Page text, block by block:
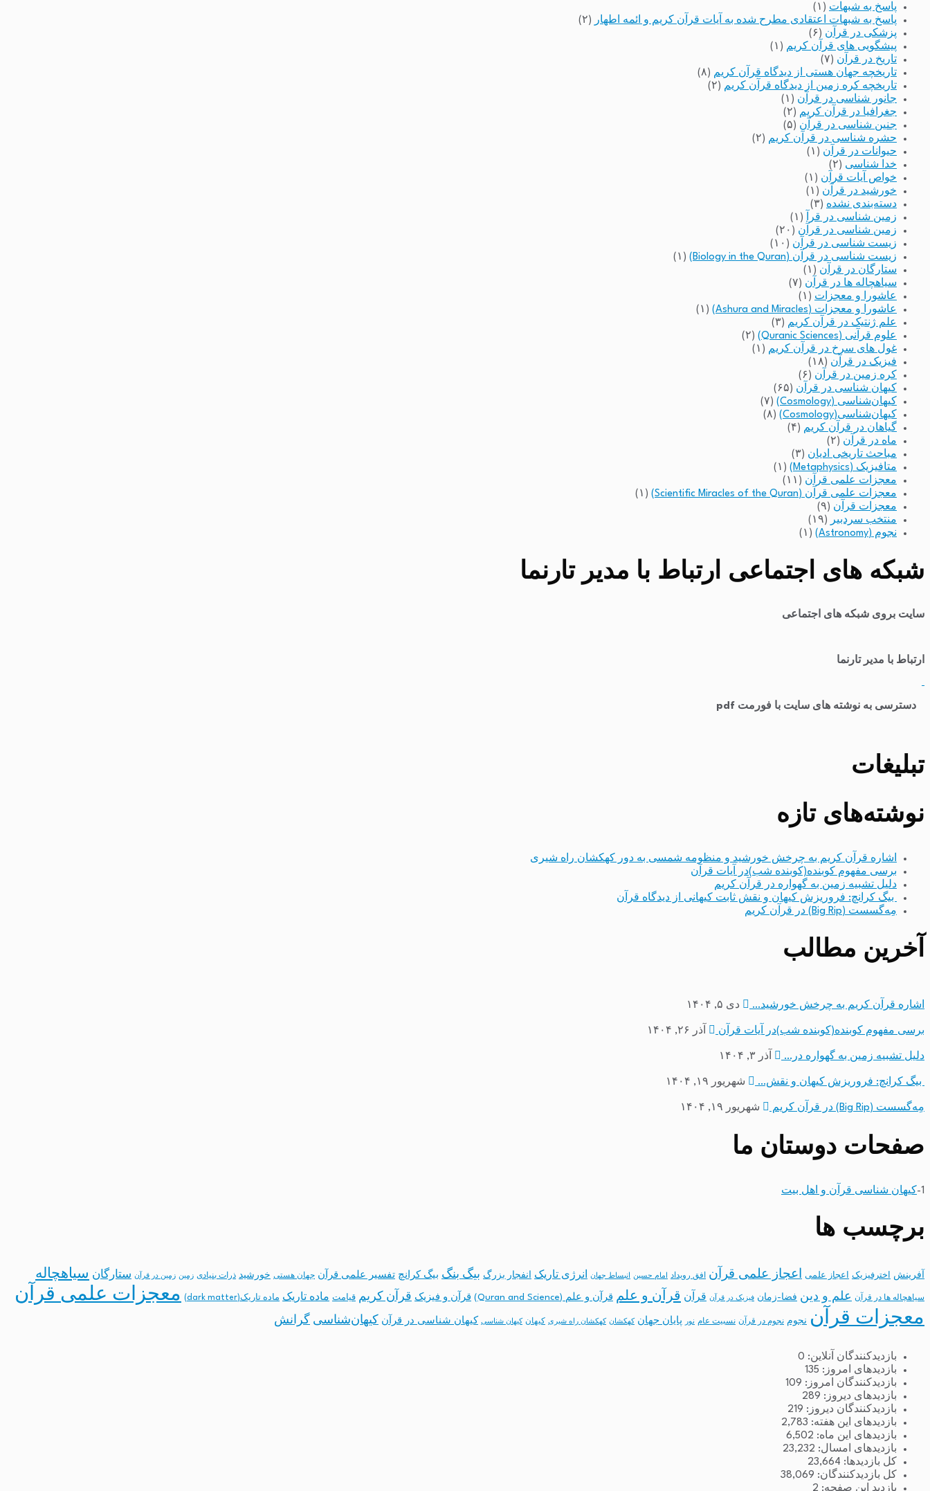
پاسخ به شبهات (۱)
پاسخ به شبهات اعتقادی مطرح شده به آیات قرآن کریم و ائمه اطهار
(۲)
پزشکی در قرآن (۶)
پیشگویی های قرآن کریم (۱)
تاریخ در قرآن (۷)
تاریخچه جهان هستی از دیدگاه قرآن کریم (۸)
تاریخچه کره زمین از دیدگاه قرآن کریم (۲)
جانور شناسی در قرآن (۱)
جغرافیا در قرآن کریم (۲)
جنین شناسی در قرآن (۵)
حشره شناسی در قرآن کریم (۲)
حیوانات در قرآن (۱)
خدا شناسی (۲)
خواص آیات قرآن (۱)
خورشید در قرآن (۱)
دسته‌بندی نشده (۳)
زمین شناسی در قرآ
(۱)
زمین شناسی در قرآن (۲۰)
زیست شناسی در قرآن (۱۰)
زیست شناسی در قرآن (Biology in the Quran)
(۱)
ستارگان در قرآن (۱)
سیاهچاله ها در قرآن (۷)
عاشورا و معجزات (۱)
عاشورا و معجزات (Ashura and Miracles)
(۱)
علم ژنتیک در قرآن کریم (۳)
علوم قرآنی (Quranic Sciences)
(۲)
غول های سرخ در قرآن کریم (۱)
فیزیک در قرآن (۱۸)
کره زمین در قرآن (۶)
کیهان شناسی در قرآن (۶۵)
کیهان‌شناسی (Cosmology)
(۷)
کیهان‌شناسی(Cosmology)
(۸)
گیاهان در قرآن کریم (۴)
ماه در قرآن (۲)
مباحث تاریخی ادیان (۳)
متافیزیک (Metaphysics)
(۱)
معجزات علمی قرآن (۱۱)
معجزات علمی قرآن (Scientific Miracles of the Quran)
(۱)
معجزات قرآن (۹)
منتخب سردبیر
(۱۹)
نجوم (Astronomy)
(۱)
شبکه های اجتماعی ارتباط با مدیر تارنما
سایت بروی شبکه های اجتماعی
ارتباط با مدیر تارنما
دسترسی به نوشته های سایت با فورمت pdf
تبلیغات
نوشته‌های تازه
اشاره قرآن کریم به چرخش خورشید و منظومه شمسی به دور کهکشان راه شیری
برسی مفهوم کوبنده(کوبنده شب)در آیات قرآن
دلیل تشبیه زمین به گهواره در قرآن کریم
بیگ کرانچ: فروریزش کیهان و نقش ثابت کیهانی از دیدگاه قرآن
مِه‌گسست (Big Rip) در قرآن کریم
آخرین مطالب
اشاره قرآن کریم به چرخش خورشید… دی ۵, ۱۴۰۴
برسی مفهوم کوبنده(کوبنده شب)در آیات قرآن آذر ۲۶, ۱۴۰۴
دلیل تشبیه زمین به گهواره در… آذر ۳, ۱۴۰۴
بیگ کرانچ: فروریزش کیهان و نقش… شهریور ۱۹, ۱۴۰۴
مِه‌گسست (Big Rip) در قرآن کریم شهریور ۱۹, ۱۴۰۴
صفحات دوستان ما
1- کیهان شناسی قرآن و اهل بیت
برچسب ها
آفرینش اخترفیزیک اعجاز علمی اعجاز علمی قرآن افق رویداد امام حسین انبساط جهان انرژی تاریک انفجار بزرگ بیگ بنگ بیگ کرانچ تفسیر علمی قرآن جهان هستی خورشید ذرات بنیادی زمین زمین در قرآن ستارگان سیاهچاله
سیاهچاله ها در قرآن علم و دین فضا-زمان فیزیک در قرآن قرآن قرآن و علم قرآن و علم (Quran and Science) قرآن و فیزیک قرآن کریم قیامت ماده تاریک ماده تاریک(dark matter) معجزات علمی قرآن
معجزات قرآن نجوم نجوم در قرآن نسبیت عام نور پایان جهان کهکشان کهکشان راه شیری کیهان کیهان شناسی کیهان شناسی در قرآن کیهان‌شناسی گرانش
بازدیدکنندگان آنلاین: 0
بازدیدهای امروز: 135
بازدیدکنندگان امروز: 109
بازدیدهای دیروز: 289
بازدیدکنندگان دیروز: 219
بازدیدهای این هفته: 2,783
بازدیدهای این ماه: 6,502
بازدیدهای امسال: 23,232
کل بازدیدها: 23,664
کل بازدیدکنند‌گان: 38,069
بازدید این صفحه: 2